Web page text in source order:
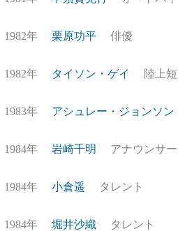
1982年 栗原功平 俳優
1982年 タイソン・ゲイ 陸上
1983年 アシュレー・ジョンソン
1984年 岩崎千明 アナウンサー
1984年 小倉遥 タレント
1984年 堀井沙織 タレント